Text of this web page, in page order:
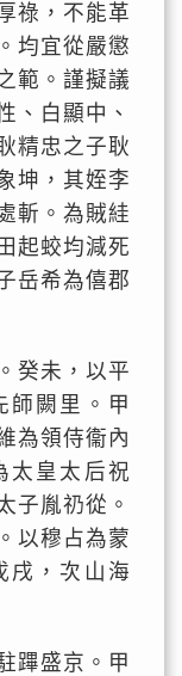
祿，不能革
均宜從嚴懲
範。謹擬議
、白顯中、
精忠之子耿
坤，其姪李
斬。為賊絓
起蛟均減死
岳希為僖郡
癸未，以平
師闕里。甲
為領侍衞內
太皇太后祝
子胤礽從。
以穆占為蒙
戌，次山海
蹕盛京。甲